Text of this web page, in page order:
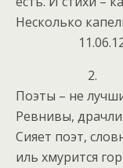
Несколько
2.
Поэты – не
Ревнивы,
Сияет поэт,
иль хмурится